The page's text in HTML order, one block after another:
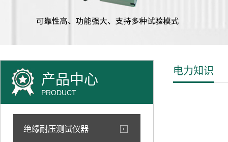
产品中心
PRODUCT
绝缘耐压测试仪器
电力知识